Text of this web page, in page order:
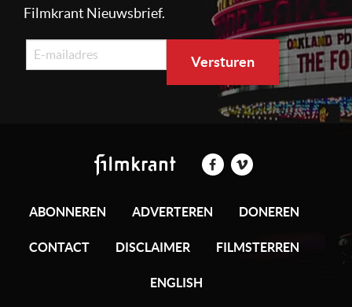
Filmkrant Nieuwsbrief.
ABONNEREN ADVERTEREN DONEREN
CONTACT DISCLAIMER FILMSTERREN
ENGLISH